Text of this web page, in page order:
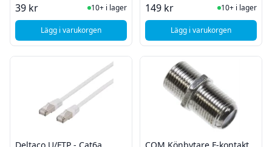
39 kr I Lager
10+ i lager
Lägg i varukorgen, Deltaco Adapterkabel för fläktar
149 kr I Lager
10+ i lager
Lägg i varukorgen, Goobay HDMI till